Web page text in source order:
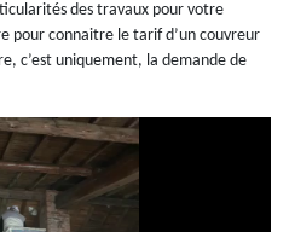
des travaux pour votre
pour connaitre le tarif d’un couvreur
c’est uniquement, la demande de